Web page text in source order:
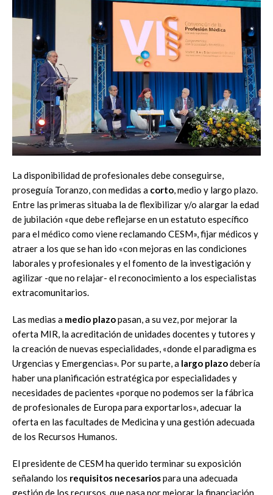
La disponibilidad de profesionales debe conseguirse,
proseguía Toranzo, con medidas a corto, medio y largo plazo.
Entre las primeras situaba la de flexibilizar y/o alargar la edad
de jubilación «que debe reflejarse en un estatuto específico
para el médico como viene reclamando CESM», fijar médicos y
atraer a los que se han ido «con mejoras en las condiciones
laborales y profesionales y el fomento de la investigación y
agilizar -que no relajar- el reconocimiento a los especialistas
extracomunitarios.
Las medias a medio plazopasan, a su vez, por mejorar la
oferta MIR, la acreditación de unidades docentes y tutores y
la creación de nuevas especialidades, «donde el paradigma es
Urgencias y Emergencias». Por su parte, a largo plazodebería
haber una planificación estratégica por especialidades y
necesidades de pacientes «porque no podemos ser la fábrica
de profesionales de Europa para exportarlos», adecuar la
oferta en las facultades de Medicina y una gestión adecuada
de los Recursos Humanos.
El presidente de CESM ha querido terminar su exposición
señalando los requisitos necesariospara una adecuada
gestión de los recursos, que pasa por mejorar la financiación